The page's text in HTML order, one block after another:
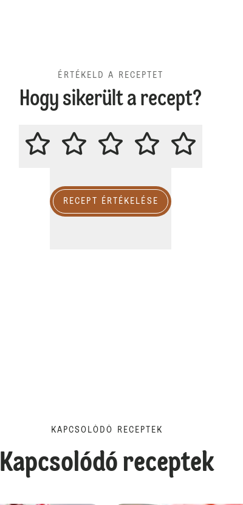
ÉRTÉKELD A RECEPTET
Hogy sikerült a recept?
ÉRTÉKELD A RECEPTET
RECEPT ÉRTÉKELÉSE
KAPCSOLÓDÓ RECEPTEK
Kapcsolódó receptek